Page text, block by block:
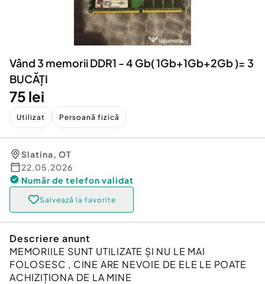
Animale de companie
Afaceri și echipamente profesionale
Inchiriere Bunuri si Vehicule
Utilaje agricole si industriale
Piese auto si accesorii
Vând 3 memorii DDR1 - 4 Gb( 1Gb+1Gb+2Gb )= 3
BUCĂȚI
75 lei
Utilizat Persoană fizică
Slatina, OT
22.05.2026
Număr de telefon validat
Salvează la favorite
Descriere anunt
MEMORIILE SUNT UTILIZATE ȘI NU LE MAI
FOLOSESC , CINE ARE NEVOIE DE ELE LE POATE
ACHIZIȚIONA DE LA MINE